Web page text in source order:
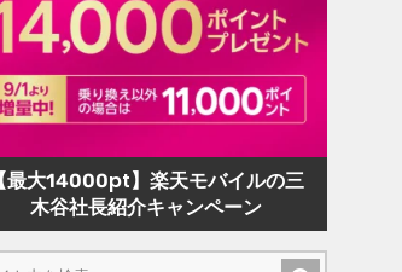
【最大14000pt】楽天モバイルの三
木谷社長紹介キャンペーン